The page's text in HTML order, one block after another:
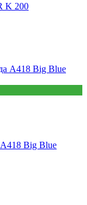
K 200
Big Blue